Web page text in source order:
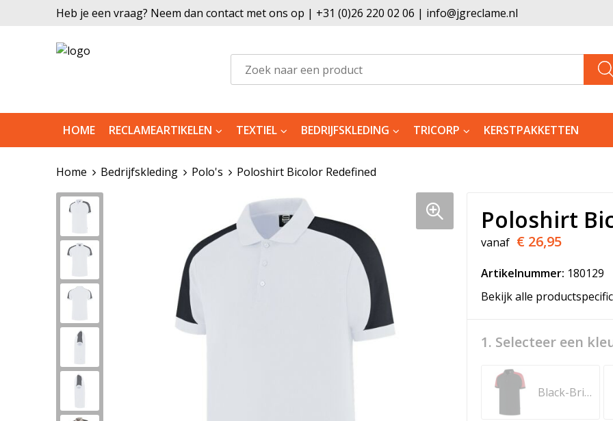
Heb je een vraag? Neem dan contact met ons op | +31 (0)26 220 02 06 | info@jgreclame.nl
HOME RECLAMEARTIKELEN TEXTIEL BEDRIJFSKLEDING TRICORP KERSTPAKKETTEN
Home Bedrijfskleding Polo's Poloshirt Bicolor Redefined
Poloshirt
vanaf € 26,95
Artikelnummer: 180129
Bekijk alle
1. Selecteer een
Black-Brightred